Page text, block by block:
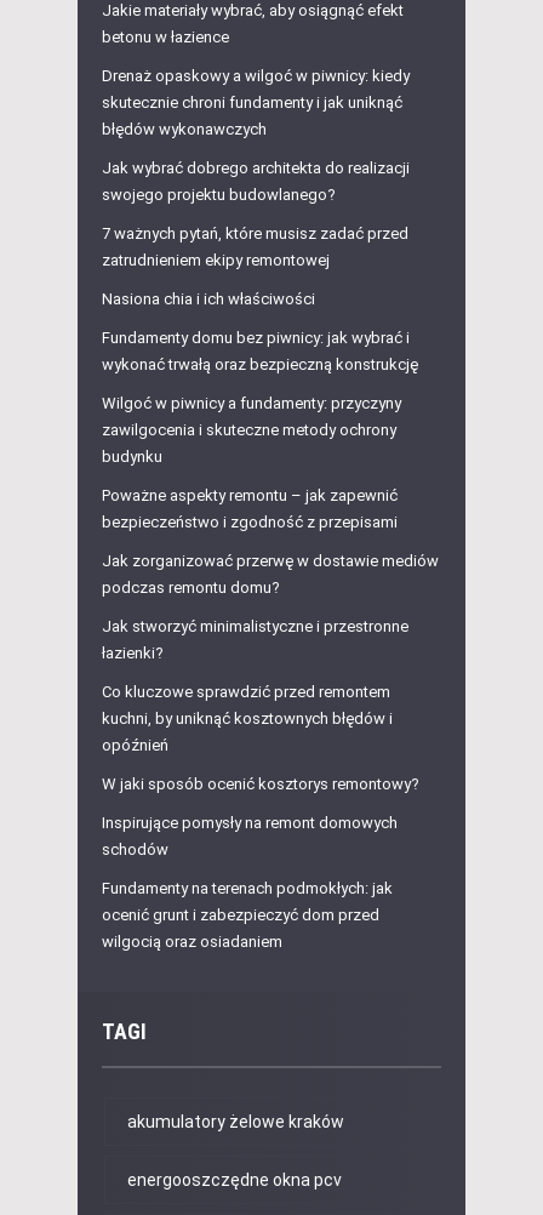
Jakie materiały wybrać, aby osiągnąć efekt
betonu w łazience
Drenaż opaskowy a wilgoć w piwnicy: kiedy
skutecznie chroni fundamenty i jak uniknąć
błędów wykonawczych
Jak wybrać dobrego architekta do realizacji
swojego projektu budowlanego?
7 ważnych pytań, które musisz zadać przed
zatrudnieniem ekipy remontowej
Nasiona chia i ich właściwości
Fundamenty domu bez piwnicy: jak wybrać i
wykonać trwałą oraz bezpieczną konstrukcję
Wilgoć w piwnicy a fundamenty: przyczyny
zawilgocenia i skuteczne metody ochrony
budynku
Poważne aspekty remontu – jak zapewnić
bezpieczeństwo i zgodność z przepisami
Jak zorganizować przerwę w dostawie mediów
podczas remontu domu?
Jak stworzyć minimalistyczne i przestronne
łazienki?
Co kluczowe sprawdzić przed remontem
kuchni, by uniknąć kosztownych błędów i
opóźnień
W jaki sposób ocenić kosztorys remontowy?
Inspirujące pomysły na remont domowych
schodów
Fundamenty na terenach podmokłych: jak
ocenić grunt i zabezpieczyć dom przed
wilgocią oraz osiadaniem
TAGI
akumulatory żelowe kraków
energooszczędne okna pcv